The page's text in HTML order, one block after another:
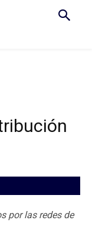
por las redes de